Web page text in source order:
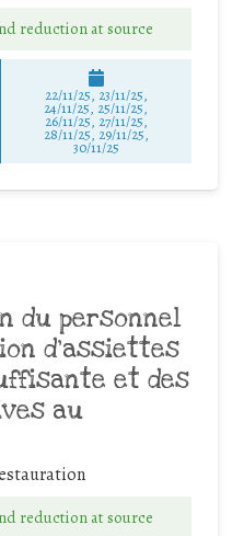
reduction at source
22/11/25, 23/11/25,
24/11/25, 25/11/25,
26/11/25, 27/11/25,
28/11/25, 29/11/25,
30/11/25
du personnel
d’assiettes
et des
au
reduction at source